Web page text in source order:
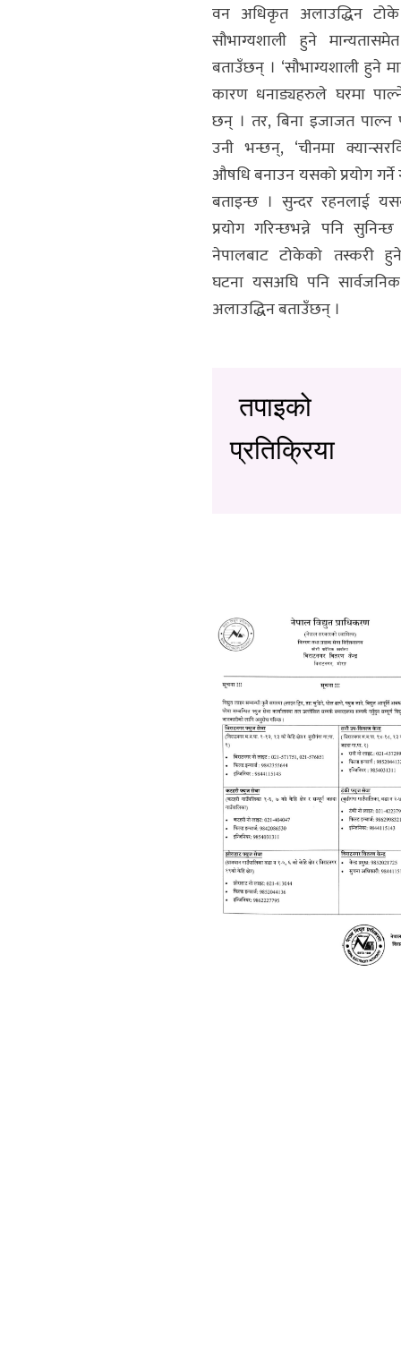
वन अधिकृत अलाउद्धिन टोके
सौभाग्यशाली हुने
बताउँछन् । ‘सौभाग्यशाली हुने
कारण धनाड्यहरुले घरमा
छन् । तर, बिना इजाजत पाल्न
उनी भन्छन्, ‘चीनमा
औषधि बनाउन यसको प्रयोग गर्ने
बताइन्छ । सुन्दर रहनलाई
प्रयोग गरिन्छभन्ने पनि सुनिन्छ
नेपालबाट टोकेको तस्करी
घटना यसअघि पनि
अलाउद्धिन बताउँछन् ।
तपाइको
प्रतिक्रिया